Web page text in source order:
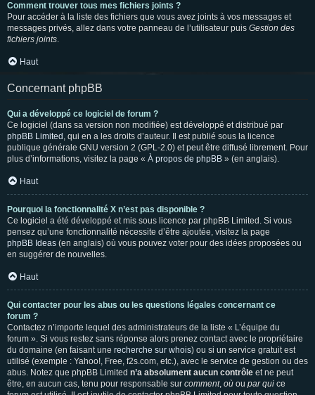
Comment trouver tous mes fichiers joints ?
Pour accéder à la liste des fichiers que vous avez joints à vos messages et
messages privés, allez dans votre panneau de l’utilisateur puis Gestion des
fichiers joints.
Haut
Concernant phpBB
Qui a développé ce logiciel de forum ?
Ce logiciel (dans sa version non modifiée) est développé et distribué par
phpBB Limited , qui en a les droits d’auteur. Il est publié sous la licence
publique générale GNU version 2 (GPL-2.0) et peut être diffusé librement. Pour
plus d’informations, visitez la page « À propos de phpBB » (en anglais).
Haut
Pourquoi la fonctionnalité X n’est pas disponible ?
Ce logiciel a été développé et mis sous licence par phpBB Limited. Si vous
pensez qu’une fonctionnalité nécessite d’être ajoutée, visitez la page
phpBB Ideas (en anglais) où vous pouvez voter pour des idées proposées ou
en suggérer de nouvelles.
Haut
Qui contacter pour les abus ou les questions légales concernant ce
forum ?
Contactez n’importe lequel des administrateurs de la liste « L’équipe du
forum ». Si vous restez sans réponse alors prenez contact avec le propriétaire
du domaine (en faisant une recherche sur whois) ou si un service gratuit est
utilisé (exemple : Yahoo!, Free, f2s.com, etc.), avec le service de gestion ou des
abus. Notez que phpBB Limited n’a absolument aucun contrôle et ne peut
être, en aucun cas, tenu pour responsable sur comment, où ou par qui ce